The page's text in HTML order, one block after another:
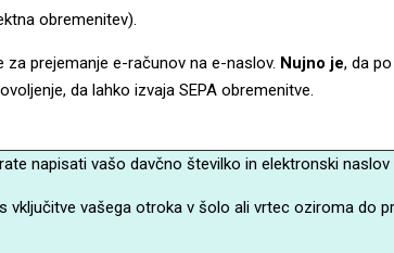
obremenitev).
prejemanje e-računov na e-naslov. Nujno je, da
da lahko izvaja SEPA obremenitve.
napisati vašo davčno številko in elektronski
vključitve vašega otroka v šolo ali vrtec oziroma do